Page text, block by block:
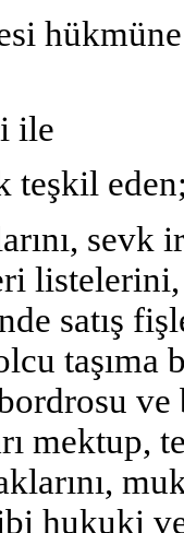
ile
teşkil
listelerini,
satış
hukuki